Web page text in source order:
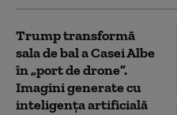
Trump transformă
sala de bal a Casei Albe
în „port de drone”.
Imagini generate cu
inteligența artificială